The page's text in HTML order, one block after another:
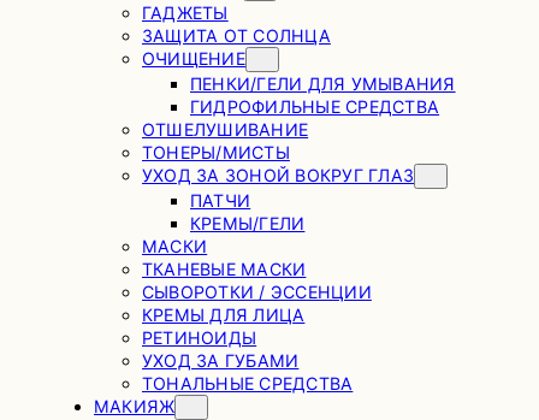
ГАДЖЕТЫ
ЗАЩИТА ОТ СОЛНЦА
ОЧИЩЕНИЕ
ПЕНКИ/ГЕЛИ ДЛЯ УМЫВАНИЯ
ГИДРОФИЛЬНЫЕ СРЕДСТВА
ОТШЕЛУШИВАНИЕ
ТОНЕРЫ/МИСТЫ
УХОД ЗА ЗОНОЙ ВОКРУГ ГЛАЗ
ПАТЧИ
КРЕМЫ/ГЕЛИ
МАСКИ
ТКАНЕВЫЕ МАСКИ
СЫВОРОТКИ / ЭССЕНЦИИ
КРЕМЫ ДЛЯ ЛИЦА
РЕТИНОИДЫ
УХОД ЗА ГУБАМИ
ТОНАЛЬНЫЕ СРЕДСТВА
МАКИЯЖ